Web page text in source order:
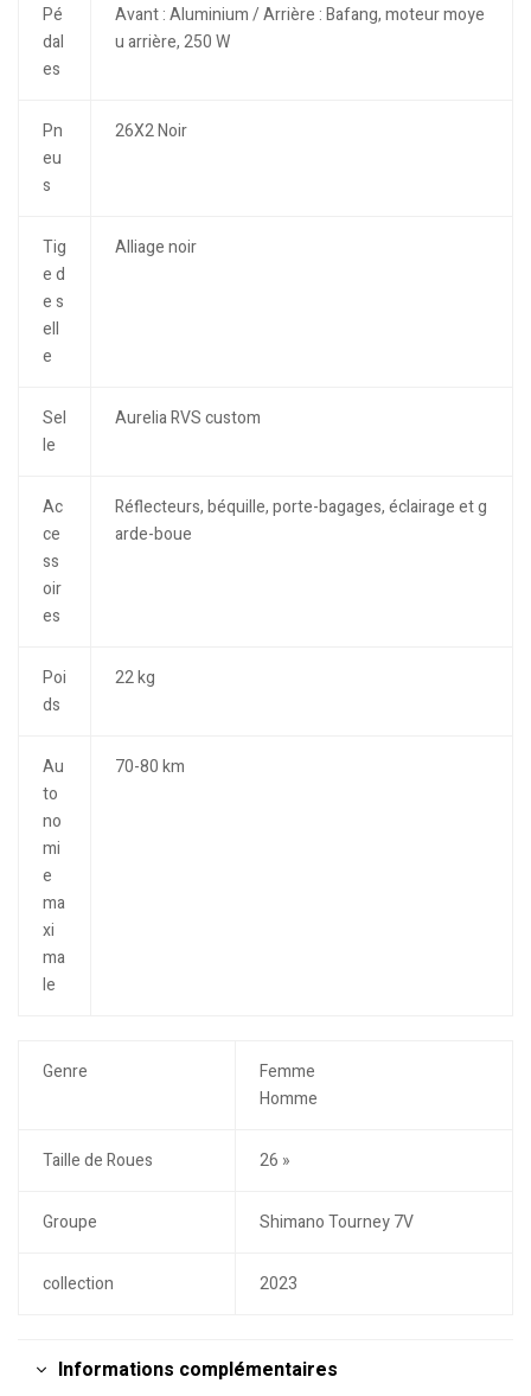
Pé
dal
es
Avant : Aluminium / Arrière : Bafang, moteur moye
u arrière, 250 W
Pn
eu
s
26X2 Noir
Tig
e d
e s
ell
e
Alliage noir
Sel
le
Aurelia RVS custom
Ac
ce
ss
oir
es
Réflecteurs, béquille, porte-bagages, éclairage et g
arde-boue
Poi
ds
22 kg
Au
to
no
mi
e
ma
xi
ma
le
70-80 km
Genre
Femme
Homme
Taille de Roues 26 »
Groupe Shimano Tourney 7V
collection 2023
Informations complémentaires